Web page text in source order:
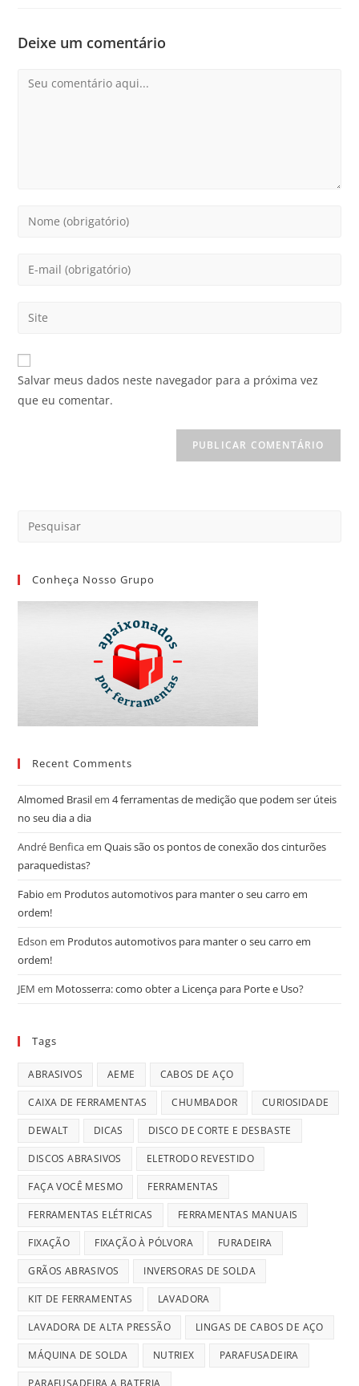
Deixe um comentário
Salvar meus dados neste navegador para a próxima vez
que eu comentar.
Conheça Nosso Grupo
Recent Comments
Almomed Brasilem4 ferramentas de medição que podem ser úteis
no seu dia a dia
André BenficaemQuais são os pontos de conexão dos cinturões
paraquedistas?
Fabio em Produtos automotivos para manter o seu carro em
ordem!
Edson em Produtos automotivos para manter o seu carro em
ordem!
JEM em Motosserra: como obter a Licença para Porte e Uso?
Tags
ABRASIVOS AEME CABOS DE AÇO
CAIXA DE FERRAMENTAS CHUMBADOR CURIOSIDADE
DEWALT DICAS DISCO DE CORTE E DESBASTE
DISCOS ABRASIVOS ELETRODO REVESTIDO
FAÇA VOCÊ MESMO FERRAMENTAS
FERRAMENTAS ELÉTRICAS FERRAMENTAS MANUAIS
FIXAÇÃO FIXAÇÃO À PÓLVORA FURADEIRA
GRÃOS ABRASIVOS INVERSORAS DE SOLDA
KIT DE FERRAMENTAS LAVADORA
LAVADORA DE ALTA PRESSÃO LINGAS DE CABOS DE AÇO
MÁQUINA DE SOLDA NUTRIEX PARAFUSADEIRA
PARAFUSADEIRA A BATERIA